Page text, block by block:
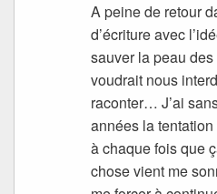
A peine de retour
d’écriture avec
sauver la peau des
voudrait nous
raconter… J’ai
années la tentation
à chaque fois que
chose vient me